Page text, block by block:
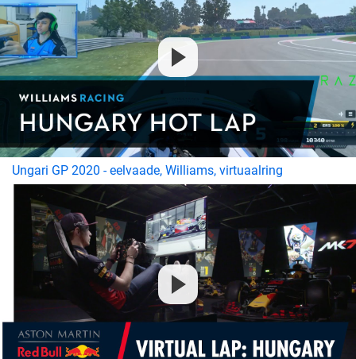
Ungari GP 2020 - eelvaade, Williams, virtuaalring